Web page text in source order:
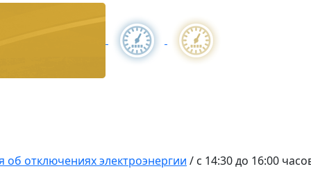
об отключениях электроэнергии / с 14:30 до 16:00